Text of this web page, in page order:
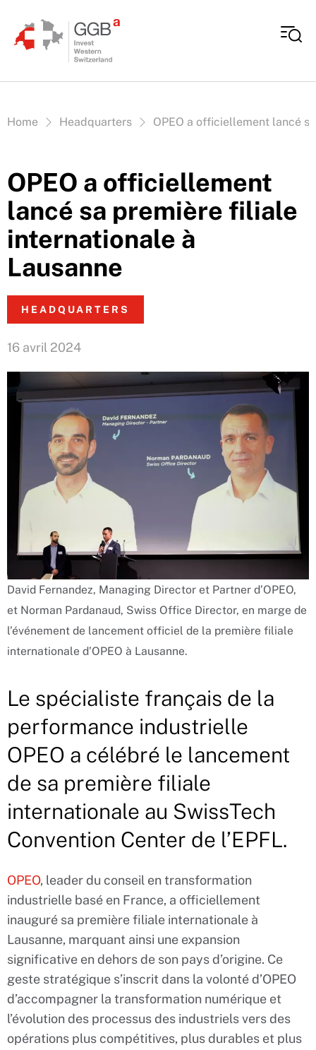
Vous êtes ici:
Home Headquarters OPEO a officiellement lancé
OPEO a officiellement
lancé sa première filiale
internationale à
Lausanne
HEADQUARTERS
16 avril 2024
David Fernandez, Managing Director et Partner d’OPEO,
et Norman Pardanaud, Swiss Office Director, en marge de
l’événement de lancement officiel de la première filiale
internationale d’OPEO à Lausanne.
Le spécialiste français de la
performance industrielle
OPEO a célébré le lancement
de sa première filiale
internationale au SwissTech
Convention Center de l’EPFL.
OPEO, leader du conseil en transformation
industrielle basé en France, a officiellement
inauguré sa première filiale internationale à
Lausanne, marquant ainsi une expansion
significative en dehors de son pays d’origine. Ce
geste stratégique s’inscrit dans la volonté d’OPEO
d’accompagner la transformation numérique et
l’évolution des processus des industriels vers des
opérations plus compétitives, plus durables et plus